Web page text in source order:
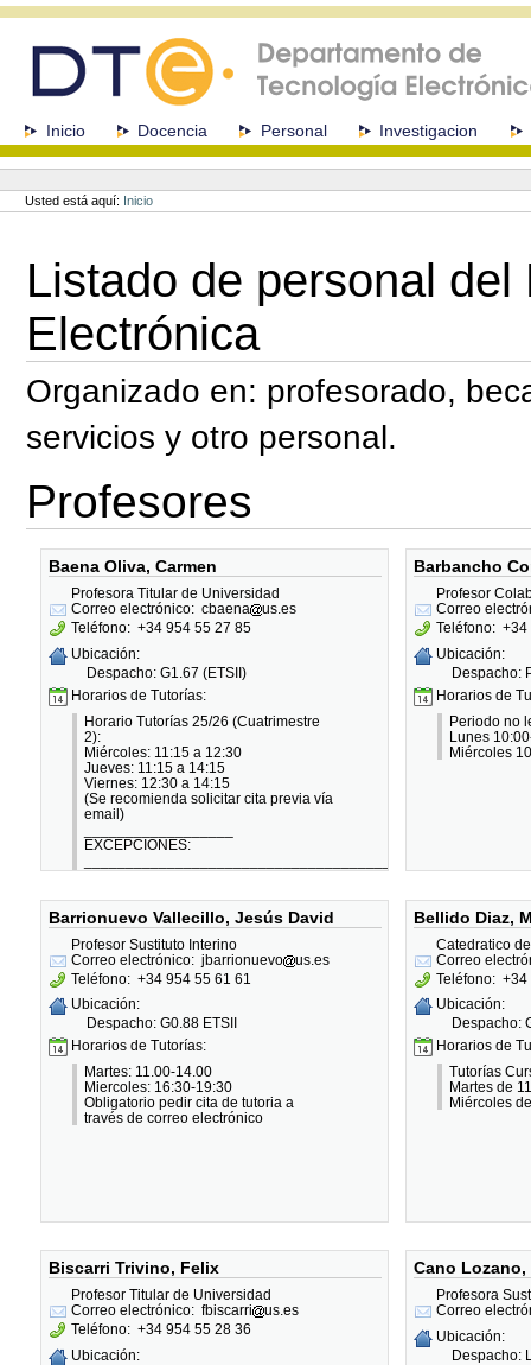
navegación
SeccionesInicio Docencia Personal Investigacion
Herramientas
Personales
Usted está aquí: Inicio
Listado de personal
Electrónica
Organizado en: profesorado,
servicios y otro personal.
Profesores
Baena Oliva, Carmen
Profesora Titular de Universidad
Correo electrónico: cbaena
us.es
Teléfono: +34 954 55 27 85
Ubicación:
Despacho: G1.67 (ETSII)
Horarios de Tutorías:
Horario Tutorías 25/26 (Cuatrimestre
2):
Miércoles: 11:15 a 12:30
Jueves: 11:15 a 14:15
Viernes: 12:30 a 14:15
(Se recomienda solicitar cita previa vía
email)
EXCEPCIONES:
Curso 2025/26 PERIODO DE
Se concretará durante la jornada
matinal previo acuerdo mediante
correo electrónico.
Barbancho
Profesor
Correo
Teléfono: +34
Ubicación:
Despacho:
Horarios de
Periodo no
Lunes
Miércoles
Barrionuevo Vallecillo, Jesús David
Profesor Sustituto Interino
Correo electrónico: jbarrionuevo
us.es
Teléfono: +34 954 55 61 61
Ubicación:
Despacho: G0.88 ETSII
Horarios de Tutorías:
Martes: 11.00-14.00
Miercoles: 16:30-19:30
Obligatorio pedir cita de tutoria a
través de correo electrónico
Bellido Diaz,
Catedratico
Correo
Teléfono: +34
Ubicación:
Despacho:
Horarios de
Tutorías
Martes de
Miércoles
Biscarri Trivino, Felix
Profesor Titular de Universidad
Correo electrónico: fbiscarri
us.es
Teléfono: +34 954 55 28 36
Ubicación:
Cano Lozano,
Profesora
Correo
Ubicación:
Despacho: